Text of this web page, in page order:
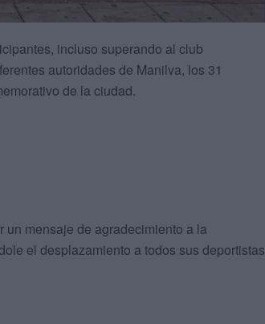
incluso superando al club
autoridades de Manilva, los 31
de la ciudad.
mensaje de agradecimiento a la
el desplazamiento a todos sus deportistas